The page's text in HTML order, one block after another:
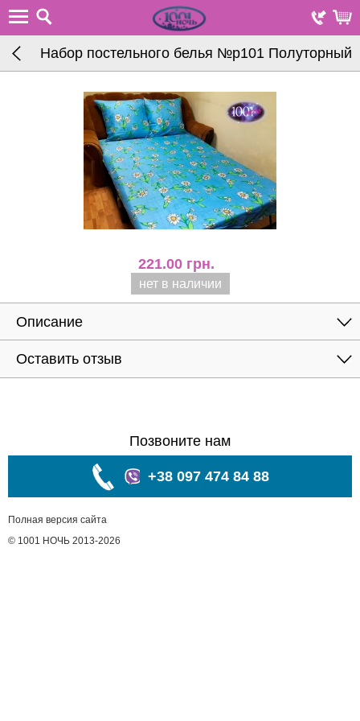
Набор постельного белья №р101 Полуторный
221.00 грн.
нет в наличии
Описание
Оставить отзыв
Позвоните нам
+38 097 474 84 88
Полная версия сайта
© 1001 НОЧЬ 2013-2026